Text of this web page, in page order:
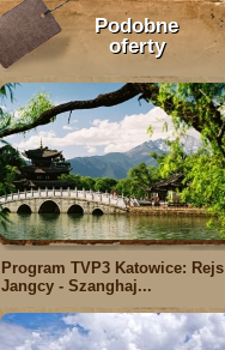
Podobne
oferty
Program TVP3 Katowice: Rejs
Jangcy - Szanghaj...